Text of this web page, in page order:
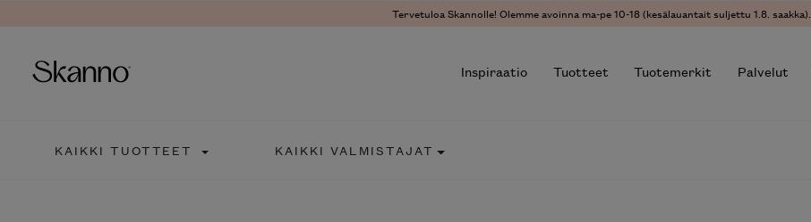
Tervetuloa Skannolle! Olemme avoinna ma-pe 10-18 (kesälauantait suljettu 1.8. saakka).
Inspiraatio Tuotteet Tuotemerkit Palvelut
KAIKKI TUOTTEET KAIKKI VALMISTAJAT